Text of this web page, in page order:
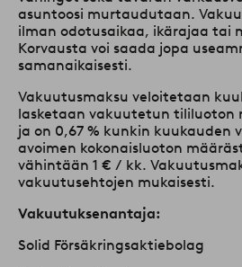
asuntoosi murtaudutaan.
ilman odotusaikaa, ikärajaa tai
Korvausta voi saada jopa
samanaikaisesti.
Vakuutusmaksu veloitetaan
lasketaan vakuutetun tililuoton
ja on 0,67 % kunkin kuukauden
avoimen kokonaisluoton
vähintään 1 € / kk.
vakuutusehtojen mukaisesti.
Vakuutuksenantaja:
Solid Försäkringsaktiebolag